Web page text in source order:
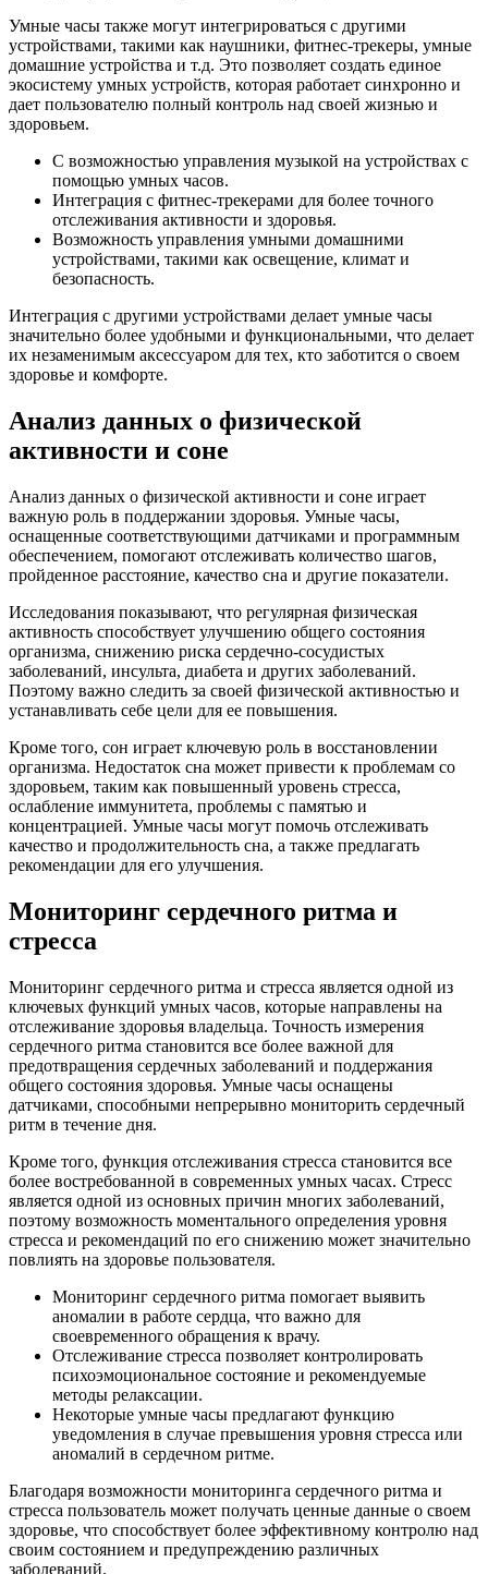
Умные часы также могут интегрироваться с другими
устройствами, такими как наушники, фитнес-трекеры, умные
домашние устройства и т.д. Это позволяет создать единое
экосистему умных устройств, которая работает синхронно и
дает пользователю полный контроль над своей жизнью и
здоровьем.
С возможностью управления музыкой на устройствах с
помощью умных часов.
Интеграция с фитнес-трекерами для более точного
отслеживания активности и здоровья.
Возможность управления умными домашними
устройствами, такими как освещение, климат и
безопасность.
Интеграция с другими устройствами делает умные часы
значительно более удобными и функциональными, что делает
их незаменимым аксессуаром для тех, кто заботится о своем
здоровье и комфорте.
Анализ данных о физической
активности и соне
Анализ данных о физической активности и соне играет
важную роль в поддержании здоровья. Умные часы,
оснащенные соответствующими датчиками и программным
обеспечением, помогают отслеживать количество шагов,
пройденное расстояние, качество сна и другие показатели.
Исследования показывают, что регулярная физическая
активность способствует улучшению общего состояния
организма, снижению риска сердечно-сосудистых
заболеваний, инсульта, диабета и других заболеваний.
Поэтому важно следить за своей физической активностью и
устанавливать себе цели для ее повышения.
Кроме того, сон играет ключевую роль в восстановлении
организма. Недостаток сна может привести к проблемам со
здоровьем, таким как повышенный уровень стресса,
ослабление иммунитета, проблемы с памятью и
концентрацией. Умные часы могут помочь отслеживать
качество и продолжительность сна, а также предлагать
рекомендации для его улучшения.
Мониторинг сердечного ритма и
стресса
Мониторинг сердечного ритма и стресса является одной из
ключевых функций умных часов, которые направлены на
отслеживание здоровья владельца. Точность измерения
сердечного ритма становится все более важной для
предотвращения сердечных заболеваний и поддержания
общего состояния здоровья. Умные часы оснащены
датчиками, способными непрерывно мониторить сердечный
ритм в течение дня.
Кроме того, функция отслеживания стресса становится все
более востребованной в современных умных часах. Стресс
является одной из основных причин многих заболеваний,
поэтому возможность моментального определения уровня
стресса и рекомендаций по его снижению может значительно
повлиять на здоровье пользователя.
Мониторинг сердечного ритма помогает выявить
аномалии в работе сердца, что важно для
своевременного обращения к врачу.
Отслеживание стресса позволяет контролировать
психоэмоциональное состояние и рекомендуемые
методы релаксации.
Некоторые умные часы предлагают функцию
уведомления в случае превышения уровня стресса или
аномалий в сердечном ритме.
Благодаря возможности мониторинга сердечного ритма и
стресса пользователь может получать ценные данные о своем
здоровье, что способствует более эффективному контролю над
своим состоянием и предупреждению различных
заболеваний.